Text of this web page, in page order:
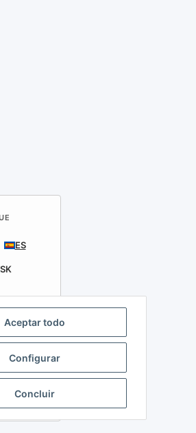
Aceptar todo
Configurar
Concluir
ES
SK